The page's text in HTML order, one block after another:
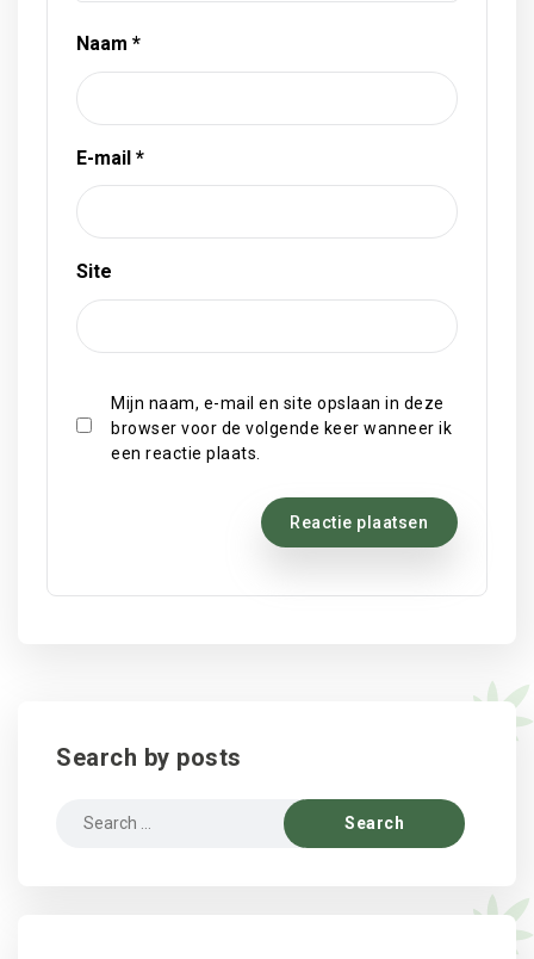
Naam *
E-mail *
Site
Mijn naam, e-mail en site opslaan in deze
browser voor de volgende keer wanneer ik
een reactie plaats.
Search by posts
Search